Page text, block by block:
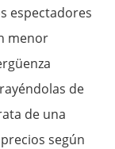
espectadores
menor
de
de una
según